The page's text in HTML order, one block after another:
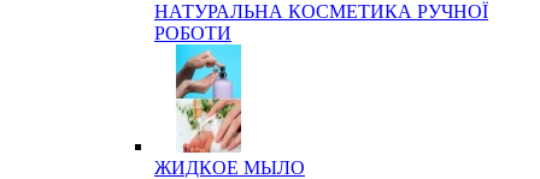
НАТУРАЛЬНА КОСМЕТИКА РУЧНОЇ
РОБОТИ
ЖИДКОЕ МЫЛО